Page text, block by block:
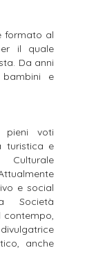
formato al
il quale
Da anni
e
pieni voti
turistica e
Culturale
e social
Società
contempo,
anche